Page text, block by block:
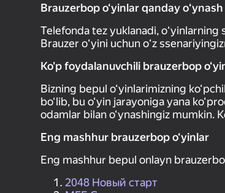
Brauzerbop o‘yinlar qanday
Telefonda tez yuklanadi,
Brauzer oʻyini uchun oʻz
Ko'p foydalanuvchili brauzerbop
Bizning bepul o‘yinlarimizning
bo‘lib, bu o‘yin jarayoniga yana
odamlar bilan o‘ynashingiz mumkin.
Eng mashhur brauzerbop o‘yinlar
Eng mashhur bepul onlayn
2048 Новый старт